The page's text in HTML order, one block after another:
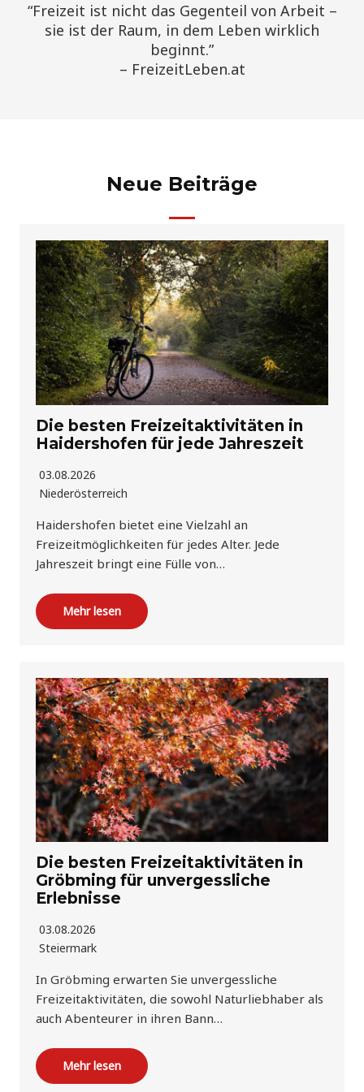
“Freizeit ist nicht das Gegenteil von Arbeit –
sie ist der Raum, in dem Leben wirklich
beginnt.”
– FreizeitLeben.at
Neue Beiträge
Die besten Freizeitaktivitäten in
Haidershofen für jede Jahreszeit
03.08.2026
Niederösterreich
Haidershofen bietet eine Vielzahl an
Freizeitmöglichkeiten für jedes Alter. Jede
Jahreszeit bringt eine Fülle von…
Mehr lesen
Die besten Freizeitaktivitäten in
Gröbming für unvergessliche
Erlebnisse
03.08.2026
Steiermark
In Gröbming erwarten Sie unvergessliche
Freizeitaktivitäten, die sowohl Naturliebhaber als
auch Abenteurer in ihren Bann…
Mehr lesen